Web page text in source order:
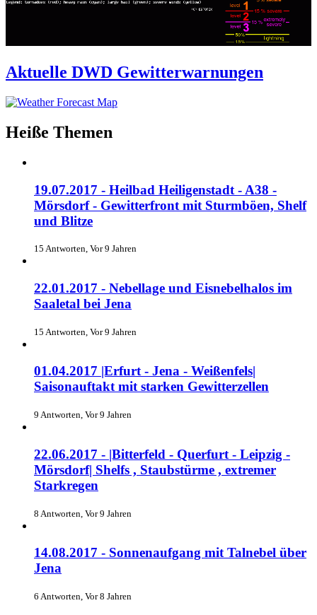
Aktuelle DWD Gewitterwarnungen
Heiße Themen
19.07.2017 - Heilbad Heiligenstadt - A38 -
Mörsdorf - Gewitterfront mit Sturmböen, Shelf
und Blitze
15 Antworten, Vor 9 Jahren
22.01.2017 - Nebellage und Eisnebelhalos im
Saaletal bei Jena
15 Antworten, Vor 9 Jahren
01.04.2017 |Erfurt - Jena - Weißenfels|
Saisonauftakt mit starken Gewitterzellen
9 Antworten, Vor 9 Jahren
22.06.2017 - |Bitterfeld - Querfurt - Leipzig -
Mörsdorf| Shelfs , Staubstürme , extremer
Starkregen
8 Antworten, Vor 9 Jahren
14.08.2017 - Sonnenaufgang mit Talnebel über
Jena
6 Antworten, Vor 8 Jahren